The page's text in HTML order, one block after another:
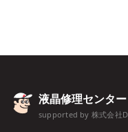
液晶修理センター
supported by 株式会社